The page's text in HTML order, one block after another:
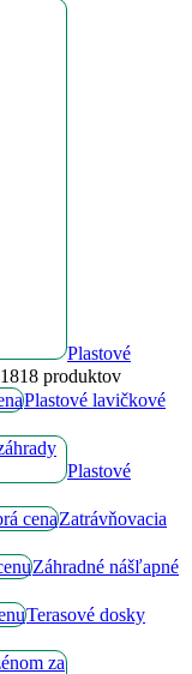
Plastové
1818 produktov
Plastové lavičkové
Plastové
Zatrávňovacia
Záhradné nášľapné
Terasové dosky